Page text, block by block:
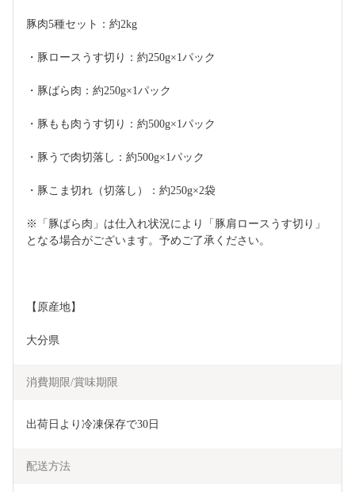
豚肉5種セット：約2kg
・豚ロースうす切り：約250g×1パック
・豚ばら肉：約250g×1パック
・豚もも肉うす切り：約500g×1パック
・豚うで肉切落し：約500g×1パック
・豚こま切れ（切落し）：約250g×2袋
※「豚ばら肉」は仕入れ状況により「豚肩ロースうす切り」
となる場合がございます。予めご了承ください。
【原産地】
大分県
消費期限/賞味期限
出荷日より冷凍保存で30日
配送方法